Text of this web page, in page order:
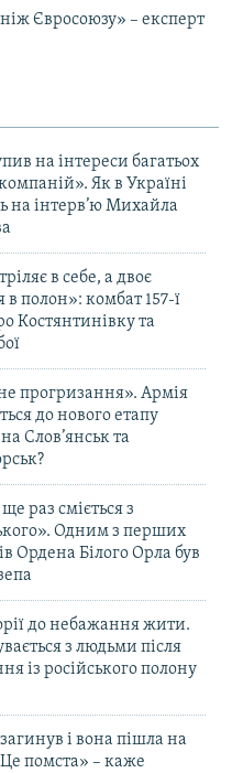
Євросоюзу» – експерт
на інтереси багатьох
Як в Україні
на інтерв’ю Михайла
в себе, а двоє
в полон»: комбат 157-ї
Костянтинівку та
прогризання». Армія
до нового етапу
Слов’янськ та
ще раз сміється з
Одним з перших
Ордена Білого Орла був
до небажання жити.
з людьми після
із російського полону
і вона пішла на
помста» – каже